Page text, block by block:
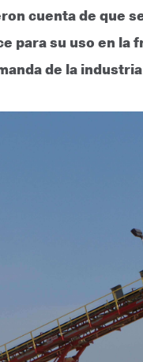
cuenta de que
para su uso en
de la